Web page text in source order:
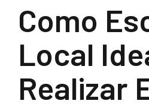
Como
Local
Realizar